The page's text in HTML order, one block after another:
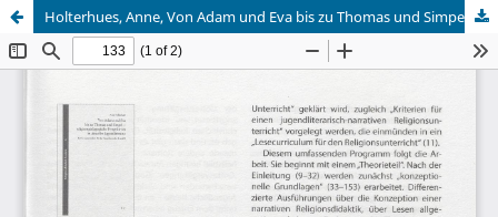
Holterhues, Anne, Von Adam und Eva bis zu Thomas und Simpel - religionspädagogische Perspektiven in der aktuellen Jugensliteratur